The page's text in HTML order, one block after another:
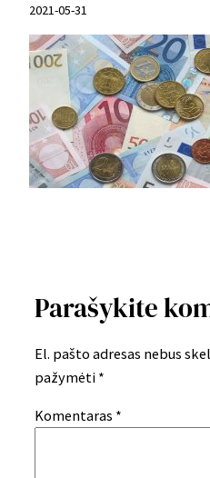
2021-05-31
Parašykite
El. pašto adresas nebus
pažymėti *
Komentaras *